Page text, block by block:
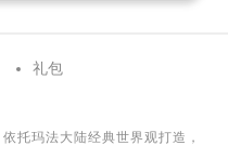
礼包
托玛法大陆经典世界观打造，